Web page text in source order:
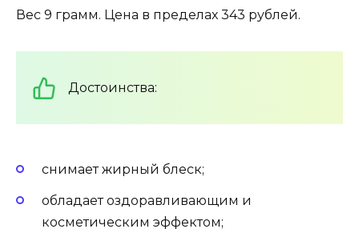
Вес 9 грамм. Цена в пределах 343 рублей.
Достоинства:
снимает жирный блеск;
обладает оздоравливающим и
косметическим эффектом;